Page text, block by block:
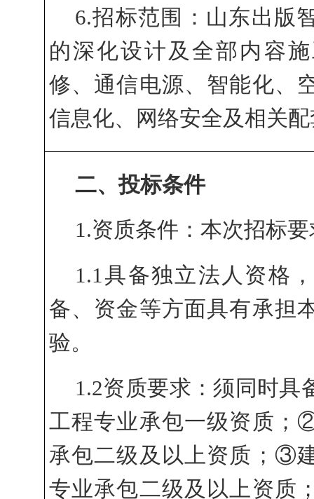
6.招标范围：山东出版
的深化设计及全部内容
修、通信电源、智能化、
信息化、网络安全及相关
二、投标条件
1.资质条件：本次招标
1.1具备独立法人资格
备、资金等方面具有承担
验。
1.2资质要求：须 同时具
工程专业承包一级资质；
承包二级及以上资质；③
专业承包二级及以上资质